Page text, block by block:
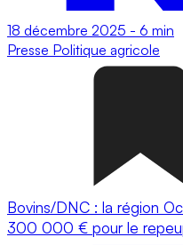
18 décembre 2025 - 6 min
Presse Politique agricole
Bovins/DNC : la région
300 000 € pour le